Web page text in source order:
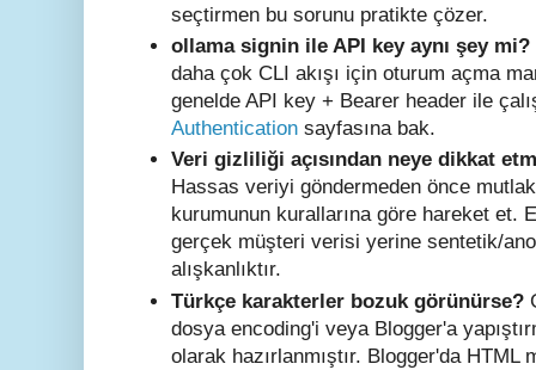
seçtirmen bu sorunu pratikte çözer.
ollama signin ile API key aynı şey mi?
daha çok CLI akışı için oturum açma
genelde API key + Bearer header ile
Authentication sayfasına bak.
Veri gizliliği açısından neye dikkat
Hassas veriyi göndermeden önce
kurumunun kurallarına göre hareket et.
gerçek müşteri verisi yerine sentetik/
alışkanlıktır.
Türkçe karakterler bozuk görünürse?
dosya encoding'i veya Blogger'a
olarak hazırlanmıştır. Blogger'da HTML